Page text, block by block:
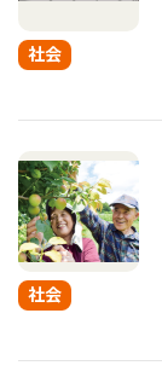
社会
社会